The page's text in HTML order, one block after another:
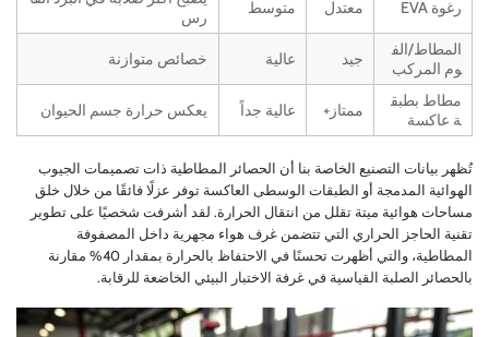
رغوة EVA معتدل متوسط
رس
المطاط/الف
وم المركب
جيد عالية خصائص متوازنة
مطاط بطبق
ة عاكسة
ممتاز+ عالية جداً يعكس حرارة جسم الحيوان
تُظهر بيانات التصنيع الخاصة بنا أن الحصائر المطاطية ذات تصميمات الجيوب
الهوائية المدمجة أو الطبقات الوسطى العاكسة توفر عزلًا فائقًا من خلال خلق
مساحات هوائية ميتة تقلل من انتقال الحرارة. لقد أشرفت شخصيًا على تطوير
تقنية الحاجز الحراري التي تتضمن غرف هواء مجهرية داخل المصفوفة
المطاطية، والتي أظهرت تحسنًا في الاحتفاظ بالحرارة بمقدار 40% مقارنة
بالحصائر الصلبة القياسية في غرفة الاختبار البيئي الخاضعة للرقابة.